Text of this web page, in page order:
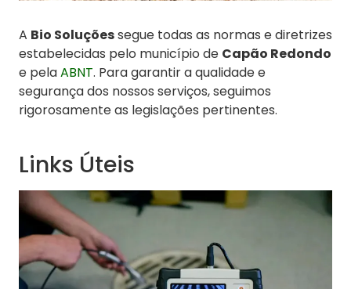
A Bio Soluçõessegue todas as normas e diretrizes
estabelecidas pelo município de Capão Redondo
e pelaABNT. Para garantir a qualidade e
segurança dos nossos serviços, seguimos
rigorosamente as legislações pertinentes.
Links Úteis